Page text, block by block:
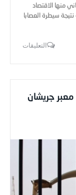
منها الاقتصاد
نتيجة سيطرة العصابا
التعليقات
جريشان